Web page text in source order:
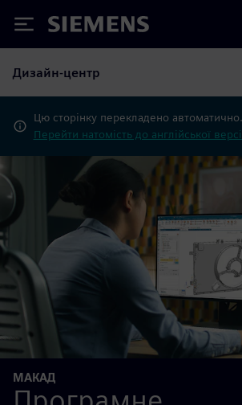
Siemens
Дизайн-центр
Цю сторінку перекладено автоматично.
Перейти натомість до англійської
МАКАД